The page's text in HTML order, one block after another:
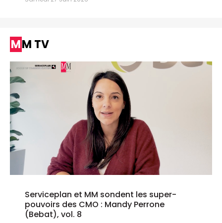
MM TV
Serviceplan et MM sondent les super-
pouvoirs des CMO : Mandy Perrone
(Bebat), vol. 8